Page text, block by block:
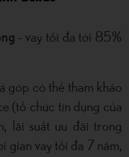
- vay tối đa tới 85%
góp có thể tham khảo
(tổ chức tín dụng của
lãi suất ưu đãi trong
gian vay tối đa 7 năm,